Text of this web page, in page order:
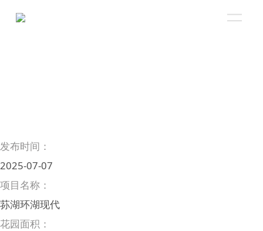
发布时间：
2025-07-07
项目名称：
荪湖环湖现代
花园面积：